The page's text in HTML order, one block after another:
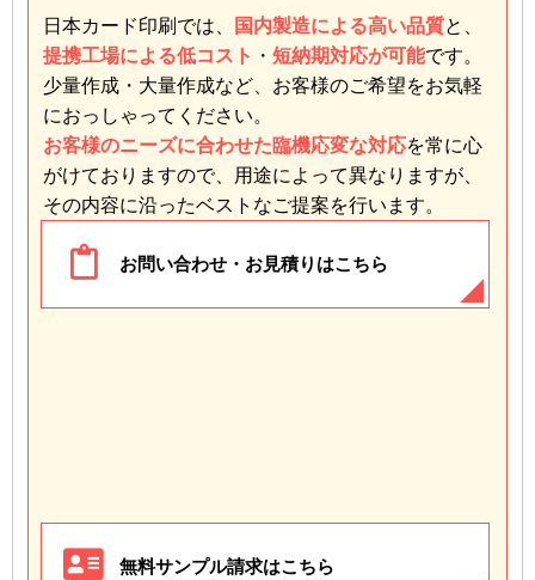
日本カード印刷では、 国内製造による高い品質と、
提携工場による低コスト ・ 短納期対応が可能です。
少量作成・大量作成など、お客様のご希望をお気軽
におっしゃってください。
お客様のニーズに合わせた臨機応変な対応を常に心
がけておりますので、用途によって異なりますが、
その内容に沿ったベストなご提案を行います。
お問い合わせ・お見積りはこちら
無料サンプル請求はこちら